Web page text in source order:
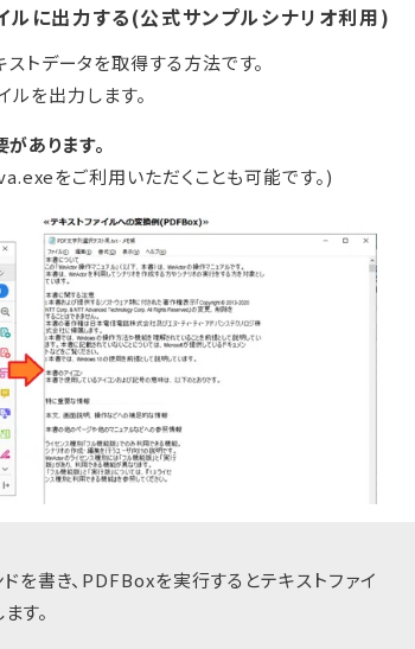
ルに出力する(公式サンプルシナリオ利用)
トデータを取得する方法です。
ルを出力します。
あります。
をご利用いただくことも可能です。)
を書き、PDFBoxを実行するとテキストファイ
す。